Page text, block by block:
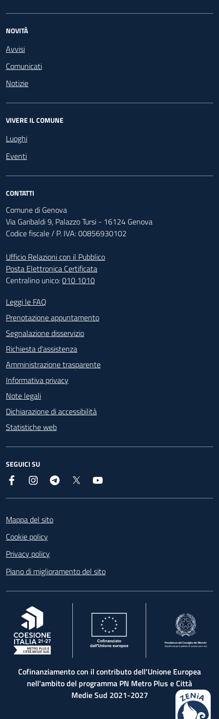
NOVITÀ
Avvisi
Comunicati
Notizie
VIVERE IL COMUNE
Luoghi
Eventi
CONTATTI
Comune di Genova
Via Garibaldi 9, Palazzo Tursi - 16124 Genova
Codice fiscale / P. IVA: 00856930102
Ufficio Relazioni con il Pubblico
Posta Elettronica Certificata
Centralino unico:010 1010
Footer - Contatti
Leggi le FAQ
Prenotazione appuntamento
Segnalazione disservizio
Richiesta d'assistenza
Amministrazione trasparente
Informativa privacy
Note legali
Dichiarazione di accessibilità
Statistiche web
SEGUICI SU
Facebook InstagramTelegram
Mappa del sito
Cookie policy
Privacy policy
Piano di miglioramento del sito
, apre in una nuova scheda
Cofinanziamento con il contributo dell'Unione Europea
nell'ambito del programma PN Metro Plus e Città
Medie Sud 2021-2027